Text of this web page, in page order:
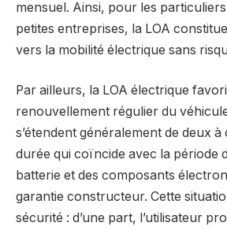
mensuel. Ainsi, pour les
petites entreprises, la LOA
vers la mobilité électrique sans
Par ailleurs, la LOA électrique
renouvellement régulier du
s’étendent généralement de deux à
durée qui coïncide avec la période
batterie et des composants
garantie constructeur. Cette
sécurité : d’une part, l’utilisateur